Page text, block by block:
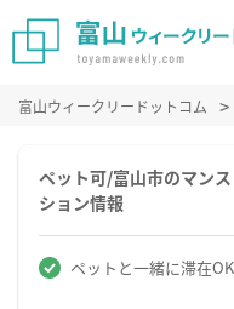
富山ウィークリードットコム
ペット可/富山市のマン
ション情報
ペットと一緒に滞在OK